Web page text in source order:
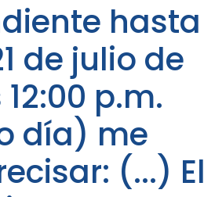
hasta
de julio de
p.m.
día) me
(...) El